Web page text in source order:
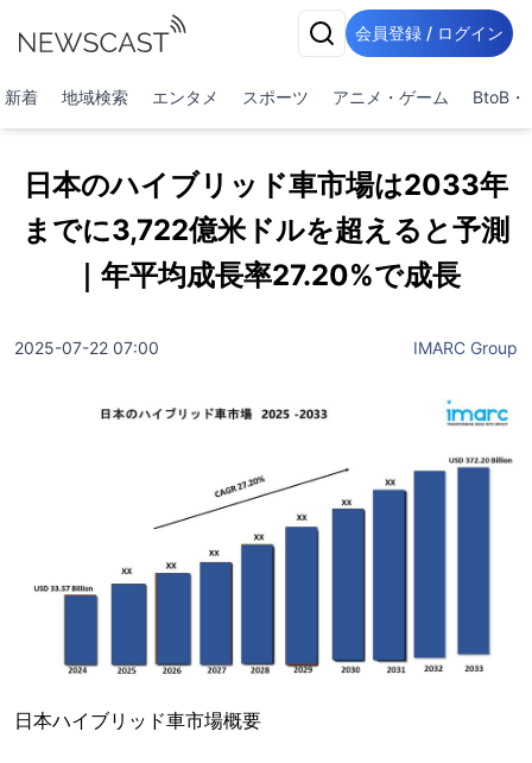
会員登録 / ログイン
新着 地域検索 エンタメ スポーツ アニメ・ゲーム BtoB・
日本のハイブリッド車市場は2033年
までに3,722億米ドルを超えると予測
｜年平均成長率27.20%で成長
2025-07-22 07:00 IMARC Group
日本ハイブリッド車市場概要